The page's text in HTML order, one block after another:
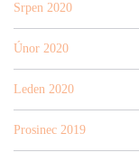
Srpen 2020
Únor 2020
Leden 2020
Prosinec 2019